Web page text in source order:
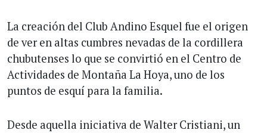
La creación del Club Andino Esquel fue el origen
de ver en altas cumbres nevadas de la cordillera
chubutenses lo que se convirtió en el Centro de
Actividades de Montaña La Hoya, uno de los
puntos de esquí para la familia.
Desde aquella iniciativa de Walter Cristiani, un